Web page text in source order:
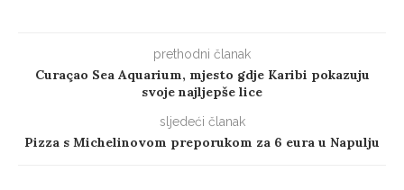
prethodni članak
Curaçao Sea Aquarium, mjesto gdje Karibi pokazuju
svoje najljepše lice
sljedeći članak
Pizza s Michelinovom preporukom za 6 eura u Napulju